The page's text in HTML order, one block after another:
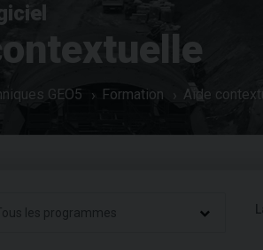
GEO5 Formation Aide
les programmes